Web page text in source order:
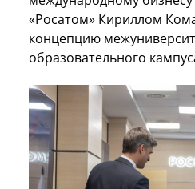
«Росатом» Кириллом
концепцию
образовательного